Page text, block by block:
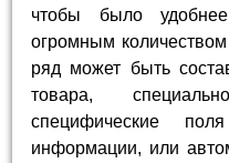
чтобы было
огромным
ряд может быть
товара,
специфические
информации, или